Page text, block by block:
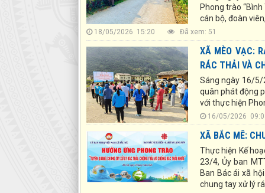
Phong trào
cán bộ, đoàn
18/05/2026 15:20 Đã xem: 51
XÃ MÈO VẠC:
RÁC THẢI VÀ
Sáng ngày 16/5/
quân phát động
với thực hiện
16/05/2026
XÃ BẮC MÊ:
Thực hiện Kế
23/4, Ủy ban
Ban Bác ái xã
chung tay xử lý